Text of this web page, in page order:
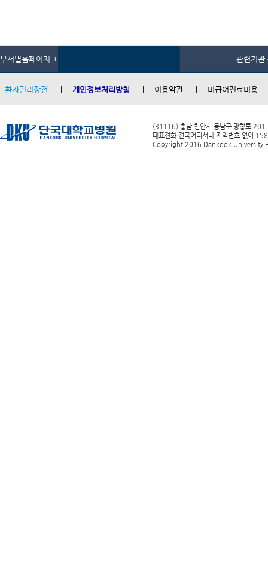
부서별홈페이지 + 관련기관
환자권리장전 개인정보처리방침 이용약관 비급여진료비용
(31116) 충남 천안시 동남구 망향로 201
대표전화 전국어디서나 지역번호 없이
Copyright 2016 Dankook University